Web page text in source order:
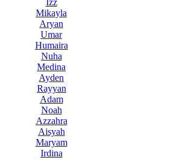
Mikayla
Aryan
Umar
Humaira
Nuha
Medina
Ayden
Rayyan
Adam
Noah
Azzahra
Aisyah
Maryam
Irdina